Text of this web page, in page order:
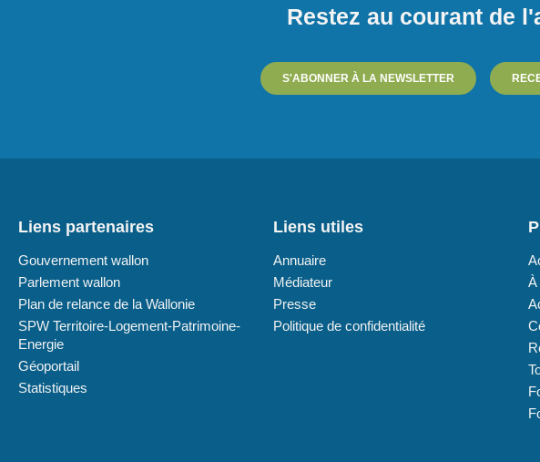
Restez au courant de
S'ABONNER À LA NEWSLETTER
Liens partenaires
Gouvernement wallon
Parlement wallon
Plan de relance de la Wallonie
SPW Territoire-Logement-Patrimoine-
Energie
Géoportail
Statistiques
Liens utiles
Annuaire
Médiateur
Presse
Politique de confidentialité
À